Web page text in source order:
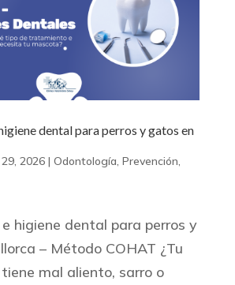
dental para perros y gatos en
2026| Odontología Prevención
higiene dental para perros y
– Método COHAT ¿Tu
mal aliento, sarro o